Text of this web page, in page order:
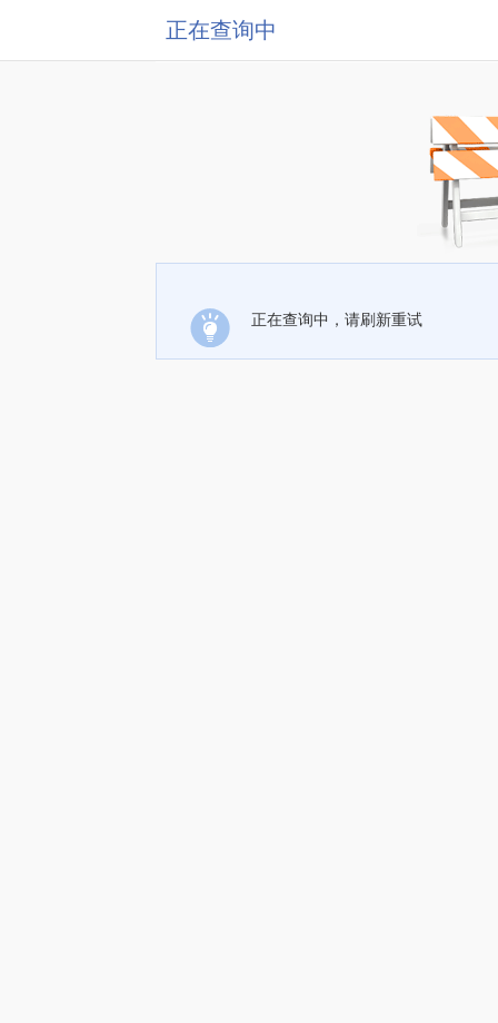
正在查询中
正在查询中，请刷新重试